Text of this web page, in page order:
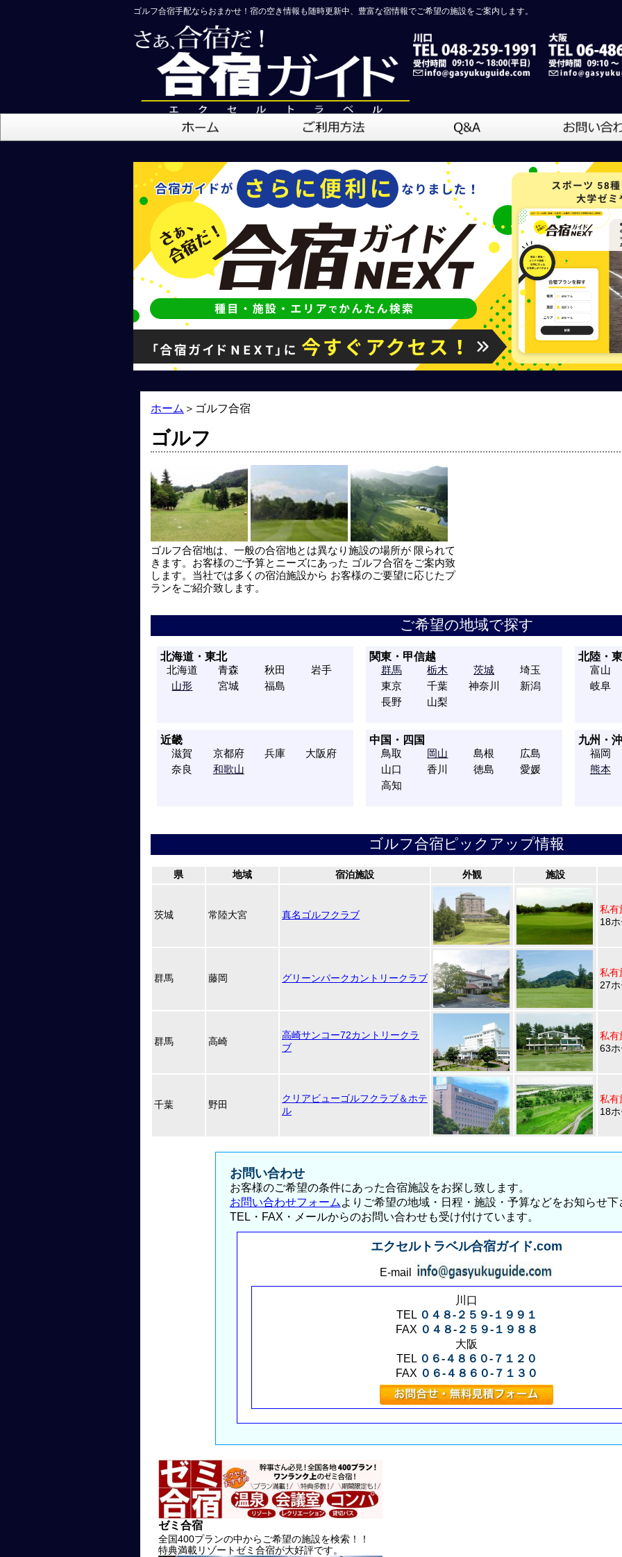
ゴルフ合宿手配ならおまかせ！宿の空き情報も随時更新中、豊富な宿情報でご希望の施設をご案内します。
ホーム ＞ ゴルフ合宿
ゴルフ
ゴルフ合宿地は、一般の合宿地とは異なり施設の場所が 限られて
きます。お客様のご予算とニーズにあった ゴルフ合宿をご案内致
します。当社では多くの宿泊施設から お客様のご要望に応じたプ
ランをご紹介致します。
ご希望の地域で探す
北海道・東北
北海道
青森 秋田
岩手
山形
宮城 福島
関東・甲信越
群馬
栃木 茨城
埼玉
東京
千葉 神奈川
新潟
長野
山梨
北陸・
富山
岐阜
近畿
滋賀
京都府 兵庫
大阪府
奈良
和歌山
中国・四国
鳥取
岡山 島根
広島
山口
香川 徳島
愛媛
高知
九州・
福岡
熊本
ゴルフ合宿ピックアップ情報
県 地域 宿泊施設 外観 施設
茨城 常陸大宮 真名ゴルフクラブ
私有
18
群馬 藤岡 グリーンパークカントリークラブ
私有
27
群馬 高崎
高崎サンコー72カントリークラ
ブ
私有
63
千葉 野田
クリアビューゴルフクラブ＆ホテ
ル
私有
18
お問い合わせ
お客様のご希望の条件にあった合宿施設をお探し致します。
お問い合わせフォーム よりご希望の地域・日程・施設・予算などをお知らせ下
TEL・FAX・メールからのお問い合わせも受け付けています。
エクセルトラベル合宿ガイド.com
E-mail
川口
TEL ０４８-２５９-１９９１
FAX ０４８-２５９-１９８８
大阪
TEL ０６-４８６０-７１２０
FAX ０６-４８６０-７１３０
ゼミ合宿
全国400プランの中からご希望の施設を検索！！
特典満載リゾートゼミ合宿が大好評です。